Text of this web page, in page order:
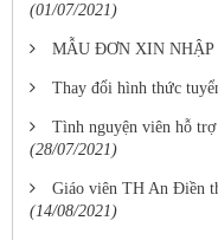
(01/07/2021)
MẪU ĐƠN XIN NHẬP
Thay đổi hình thức
Tình nguyện viên hỗ
(28/07/2021)
Giáo viên TH An Điền
(14/08/2021)